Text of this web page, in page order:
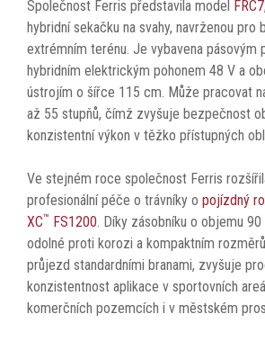
Společnost Ferris představila model FRC7
hybridní sekačku na svahy, navrženou
extrémním terénu. Je vybavena pásovým
hybridním elektrickým pohonem 48 V a
ústrojím o šířce 115 cm. Může pracovat
až 55 stupňů, čímž zvyšuje bezpečnost
konzistentní výkon v těžko přístupných
Ve stejném roce společnost Ferris
profesionální péče o trávníky o pojízdný
XC™ FS1200. Díky zásobníku o objemu
odolné proti korozi a kompaktním
průjezd standardními branami, zvyšuje
konzistentnost aplikace v sportovních
komerčních pozemcích i v městském